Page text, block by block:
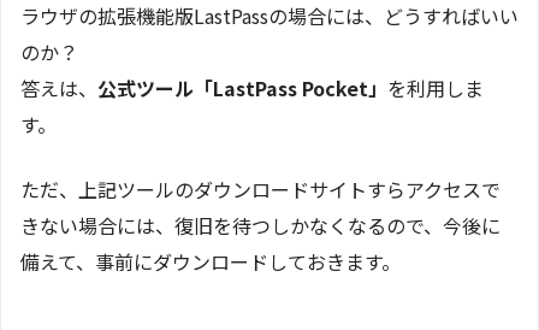
ラウザの拡張機能版LastPassの場合には、どうすればいい
のか？
答えは、 公式ツール「LastPass Pocket」 を利用しま
す。
ただ、上記ツールのダウンロードサイトすらアクセスで
きない場合には、復旧を待つしかなくなるので、今後に
備えて、事前にダウンロードしておきます。